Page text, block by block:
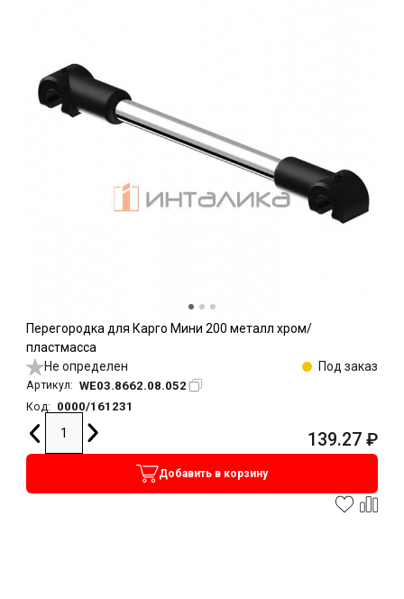
Перегородка для Карго Мини 200 металл хром/
пластмасса
Не определен
Под заказ
Артикул: WE03.8662.08.052
Код: 0000/161231
139.27 ₽
Добавить в корзину